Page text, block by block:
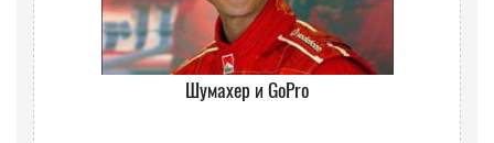
Шумахер и GoPro